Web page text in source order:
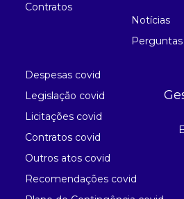
Contratos
Notícias
Despesas covid
Legislação covid
Licitações covid
Contratos covid
Outros atos covid
Recomendações covid